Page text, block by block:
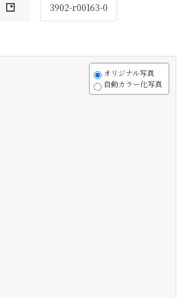
3902-r00163-0
オリジナル写真
自動カラー化写真